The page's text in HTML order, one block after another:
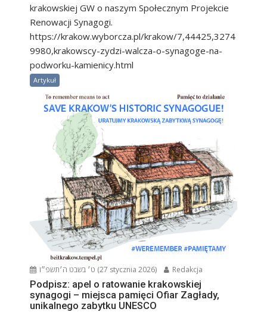
krakowskiej GW o naszym Społecznym Projekcie
Renowacji Synagogi.
https://krakow.wyborcza.pl/krakow/7,44425,3274
9980,krakowscy-zydzi-walcza-o-synagoge-na-
podworku-kamienicy.html
Artykuł
ט׳ בשבט ה׳תשפ״ו (27 stycznia 2026) Redakcja
Podpisz: apel o ratowanie krakowskiej
synagogi – miejsca pamięci Ofiar Zagłady,
unikalnego zabytku UNESCO